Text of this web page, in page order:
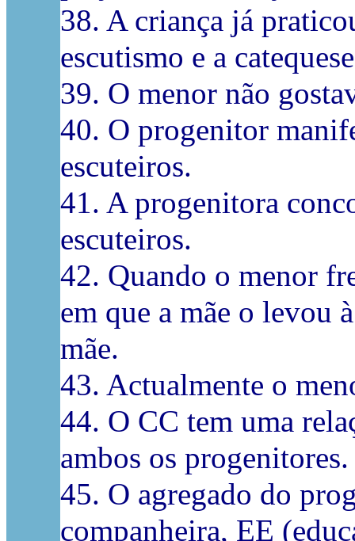
38. A criança já
escutismo e a
39. O menor não
40. O progenitor
escuteiros.
41. A progenitora
escuteiros.
42. Quando o menor
em que a mãe o levou
mãe.
43. Actualmente o
44. O CC tem uma
ambos os progenitores.
45. O agregado do
companheira, EE